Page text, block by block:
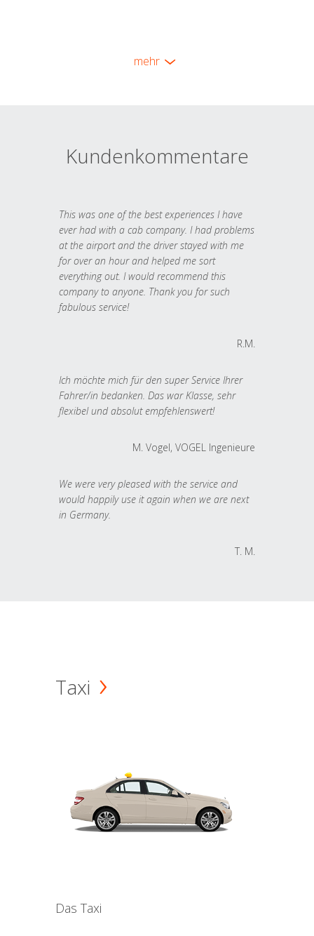
mehr
Kundenkommentare
This was one of the best experiences I have
ever had with a cab company. I had problems
at the airport and the driver stayed with me
for over an hour and helped me sort
everything out. I would recommend this
company to anyone. Thank you for such
fabulous service!
R.M.
Ich möchte mich für den super Service Ihrer
Fahrer/in bedanken. Das war Klasse, sehr
flexibel und absolut empfehlenswert!
M. Vogel, VOGEL Ingenieure
We were very pleased with the service and
would happily use it again when we are next
in Germany.
T. M.
Taxi
Das Taxi